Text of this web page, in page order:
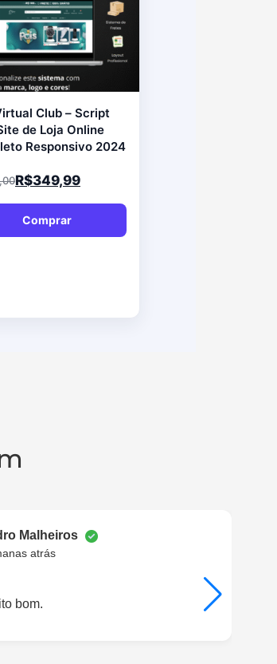
Club – Script
de Loja Online
Responsivo 2024
R$349,99
Comprar
Malheiros
atrás
bom.